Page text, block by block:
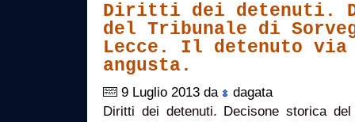
Diritti dei detenuti.
del Tribunale di
Lecce. Il detenuto
angusta.
9 Luglio 2013 da
dagata
Diritti dei detenuti. Decisone storica